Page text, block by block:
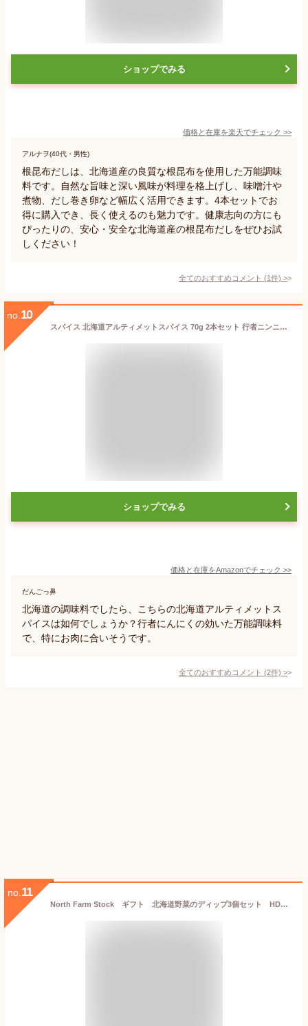
ショップでみる
価格と在庫を楽天でチェック >>
アルナヲ(40代・男性)
根昆布だしは、北海道産の良質な根昆布を使用した万能調味
料です。自然な旨味と深い風味が料理を格上げし、味噌汁や
煮物、だし巻き卵など幅広く活用できます。4本セットでお
得に購入でき、長く使えるのも魅力です。健康志向の方にも
ぴったりの、安心・安全な北海道産の根昆布だしをぜひお試
しください！
全てのおすすめコメント (1件) >
no. 10
スパイス 北海道アルティメットスパイス 70g 2本セット 行者ニンニク キャンプ BBQ アウトドア 肉料理
ショップでみる
価格と在庫をAmazonでチェック >>
だんごっ鼻
北海道の調味料でしたら、こちらの北海道アルティメットス
パイスは如何でしょうか？行者にんにくの効いた万能調味料
で、特にお肉に合いそうです。
全てのおすすめコメント (2件) >
no. 11
North Farm Stock ギフト 北海道野菜のディップ3個セット HDB-03 （オニオンマスタード・トマトチリ・ブロッコリーワサビ）各120g×各1個 化粧箱入り ディップソース 調味料 隠し味 ノースファームストック